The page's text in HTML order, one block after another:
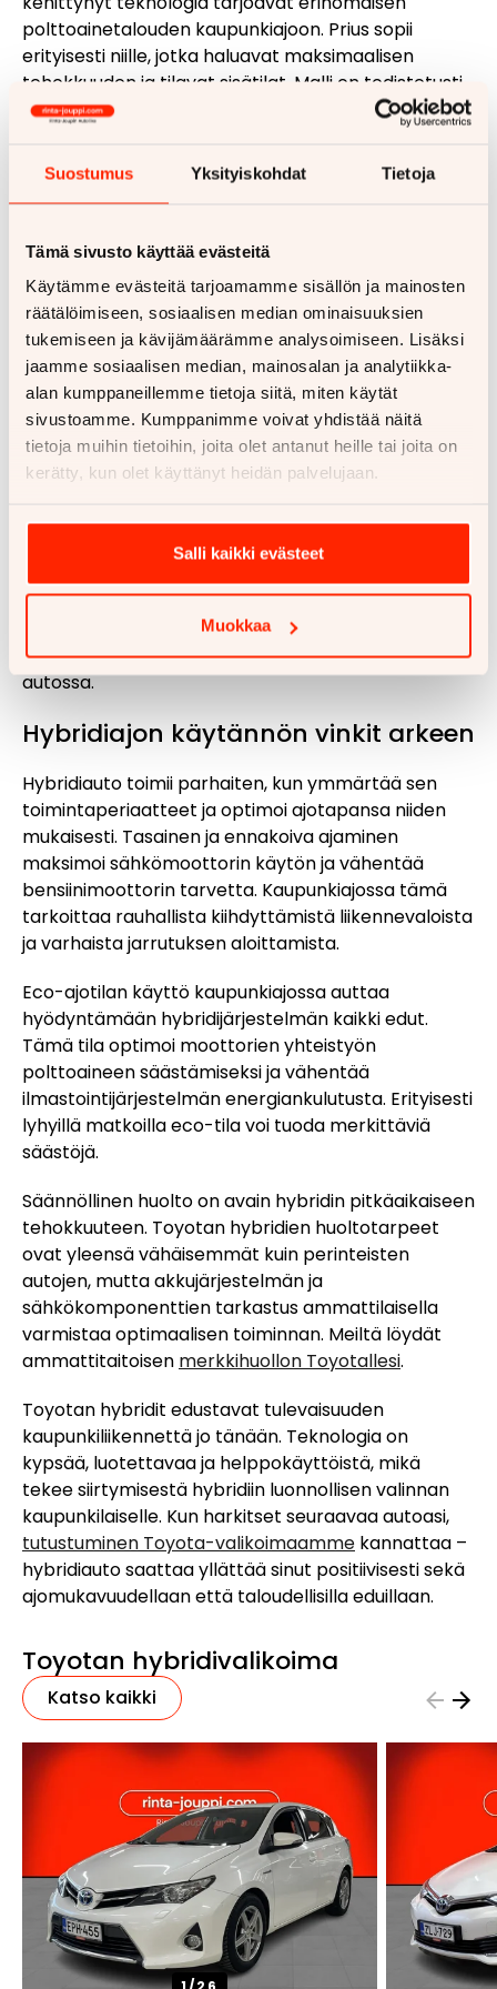
Suostumus Yksityiskohdat Tietoja
Tämä sivusto käyttää evästeitä
Käytämme evästeitä tarjoamamme sisällön ja mainosten
räätälöimiseen, sosiaalisen median ominaisuuksien
tukemiseen ja kävijämäärämme analysoimiseen. Lisäksi
jaamme sosiaalisen median, mainosalan ja analytiikka-
alan kumppaneillemme tietoja siitä, miten käytät
sivustoamme. Kumppanimme voivat yhdistää näitä
tietoja muihin tietoihin, joita olet antanut heille tai joita on
kerätty, kun olet käyttänyt heidän palvelujaan.
Salli kaikki evästeet
Muokkaa
polttoainetalouden kaupunkiajoon. Prius sopii
erityisesti niille, jotka haluavat maksimaalisen
tehokkuuden ja tilavat sisätilat. Malli on todistetusti
luotettava valinta tuhansille suomalaisille
Toyota Yaris – kompakti kaupunkiauto
kaupunkilaisille, jotka arvostavat ketteryyttä ja
helppoa pysäköintiä. Pieni koko tekee siitä
ihanteellisen ahtaisiin kaupunkiolosuhteisiin, mutta
sisätilat ovat yllättävän käytännölliset. Yaris tarjoaa
loistavan yhdistelmän taloutta, käytännöllisyyttä ja
ajomukavuutta.
Toyota C-HR – tyylikäs crossover
korkeampaan maavaraan ja rohkeaan muotoiluun,
Toyota C-HR tarjoaa houkuttelevan vaihtoehdon.
Sen ainutlaatuinen design erottuu
kaupunkimaisemassa, ja hybridikäyttöinen
voimanlähde takaa tehokkaan
polttoaineenkulutuksen myös suuremmassa
autossa.
Hybridiajon käytännön vinkit arkeen
Hybridiauto toimii parhaiten, kun ymmärtää sen
toimintaperiaatteet ja optimoi ajotapansa niiden
mukaisesti. Tasainen ja ennakoiva ajaminen
maksimoi sähkömoottorin käytön ja vähentää
bensiinimoottorin tarvetta. Kaupunkiajossa tämä
tarkoittaa rauhallista kiihdyttämistä liikennevaloista
ja varhaista jarrutuksen aloittamista.
Eco-ajotilan käyttö kaupunkiajossa auttaa
hyödyntämään hybridijärjestelmän kaikki edut.
Tämä tila optimoi moottorien yhteistyön
polttoaineen säästämiseksi ja vähentää
ilmastointijärjestelmän energiankulutusta. Erityisesti
lyhyillä matkoilla eco-tila voi tuoda merkittäviä
säästöjä.
Säännöllinen huolto on avain hybridin pitkäaikaiseen
tehokkuuteen. Toyotan hybridien huoltotarpeet
ovat yleensä vähäisemmät kuin perinteisten
autojen, mutta akkujärjestelmän ja
sähkökomponenttien tarkastus ammattilaisella
varmistaa optimaalisen toiminnan. Meiltä löydät
ammattitaitoisen merkkihuollon Toyotallesi.
Toyotan hybridit edustavat tulevaisuuden
kaupunkiliikennettä jo tänään. Teknologia on
kypsää, luotettavaa ja helppokäyttöistä, mikä
tekee siirtymisestä hybridiin luonnollisen valinnan
kaupunkilaiselle. Kun harkitset seuraavaa autoasi,
tutustuminen Toyota-valikoimaamme kannattaa –
hybridiauto saattaa yllättää sinut positiivisesti sekä
ajomukavuudellaan että taloudellisilla eduillaan.
Toyotan hybridivalikoima
Katso kaikki